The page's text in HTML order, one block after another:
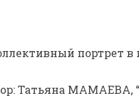
Татьяна МАМАЕВА,